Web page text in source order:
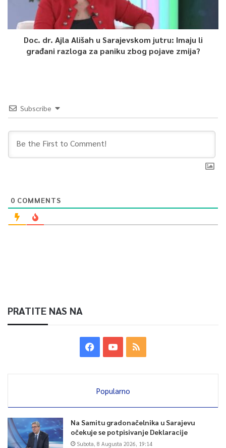
Zanimljivo je da je1. juni ujedno i prvi dan klimatološkog
ljeta. Nakon ovog perioda slijedi detaljna analiza proljeća kako
bi se utvrdilo koliko su temperature i količine padavina
odstupale od uobičajenih standarda. Klimatolog napominje da
Doc. dr. Ajla Ališah u Sarajevskom jutru: Imaju li
građani razloga za paniku zbog pojave zmija?
Subscribe
0 COMMENTS
PRATITE NAS NA
Popularno
Na Samitu gradonačelnika u Sarajevu
očekuje se potpisivanje Deklaracije
Subota, 8 Augusta 2026, 19:14